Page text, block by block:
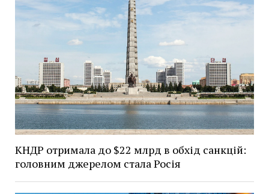
КНДР отримала до $22 млрд в обхід санкцій:
головним джерелом стала Росія